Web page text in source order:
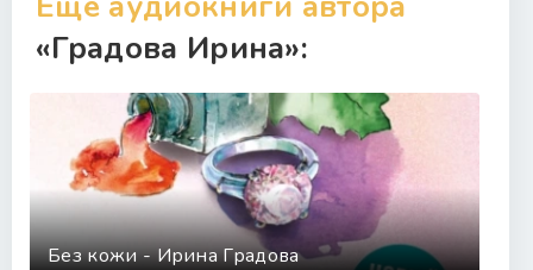
«Градова Ирина»:
Без кожи - Ирина Градова